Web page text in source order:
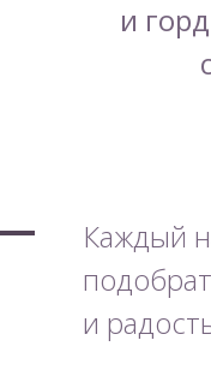
и
Каждый
и